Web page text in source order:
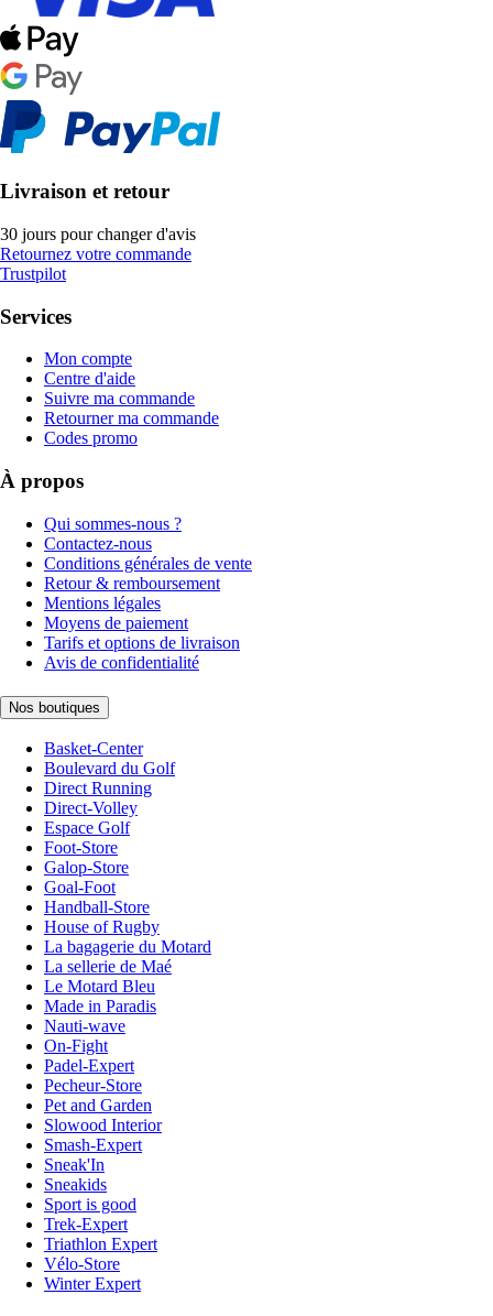
Livraison et retour
30 jours pour changer d'avis
Retournez votre commande
Trustpilot
Services
Mon compte
Centre d'aide
Suivre ma commande
Retourner ma commande
Codes promo
À propos
Qui sommes-nous ?
Contactez-nous
Conditions générales de vente
Retour & remboursement
Mentions légales
Moyens de paiement
Tarifs et options de livraison
Avis de confidentialité
Nos boutiques
Basket-Center
Boulevard du Golf
Direct Running
Direct-Volley
Espace Golf
Foot-Store
Galop-Store
Goal-Foot
Handball-Store
House of Rugby
La bagagerie du Motard
La sellerie de Maé
Le Motard Bleu
Made in Paradis
Nauti-wave
On-Fight
Padel-Expert
Pecheur-Store
Pet and Garden
Slowood Interior
Smash-Expert
Sneak'In
Sneakids
Sport is good
Trek-Expert
Triathlon Expert
Vélo-Store
Winter Expert